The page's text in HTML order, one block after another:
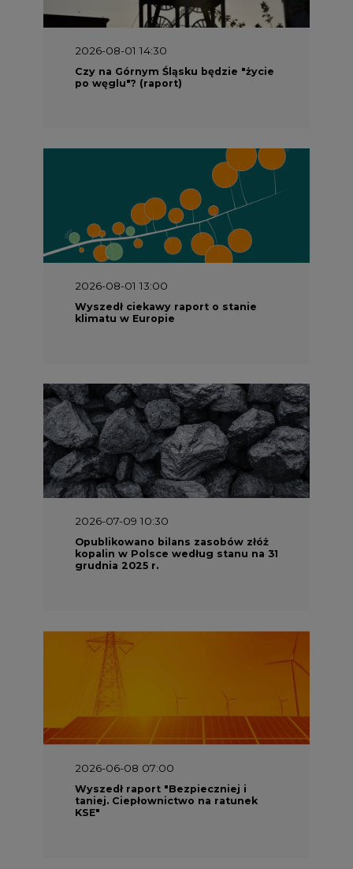
2026-08-01 14:30
Czy na Górnym Śląsku będzie "życie
po węglu"? (raport)
2026-08-01 13:00
Wyszedł ciekawy raport o stanie
klimatu w Europie
2026-07-09 10:30
Opublikowano bilans zasobów złóż
kopalin w Polsce według stanu na 31
grudnia 2025 r.
2026-06-08 07:00
Wyszedł raport "Bezpieczniej i
taniej. Ciepłownictwo na ratunek
KSE"